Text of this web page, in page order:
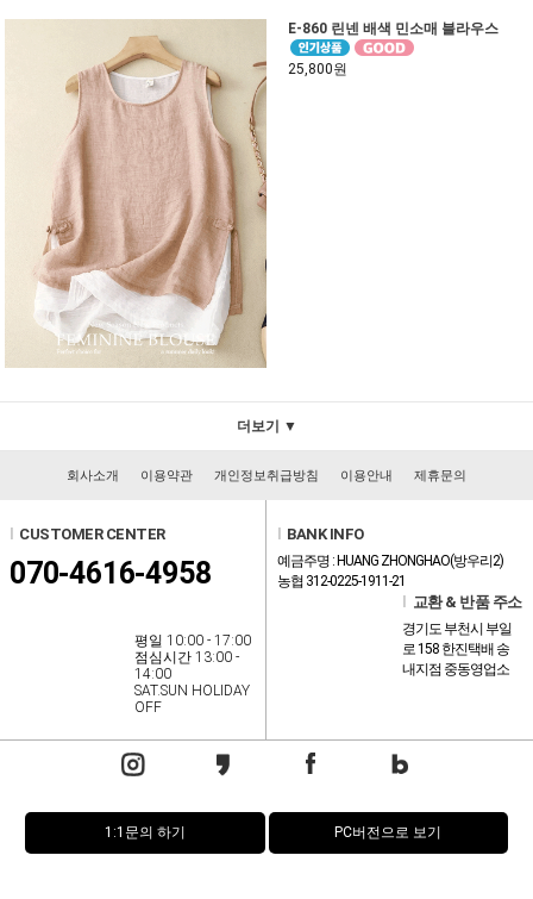
E-860 린넨 배색 민소매 블라우스
25,800원
더보기 ▼
회사소개 이용약관 개인정보취급방침 이용안내 제휴문의
CUSTOMER CENTER
070-4616-4958
평일 10:00 - 17:00
점심시간 13:00 -
14:00
SAT.SUN HOLIDAY
OFF
BANK INFO
예금주명 : HUANG ZHONGHAO(방우리2)
농협 312-0225-1911-21
교환 & 반품 주소
경기도 부천시 부일
로 158 한진택배 송
내지점 중동영업소
1:1문의 하기 PC버전으로 보기